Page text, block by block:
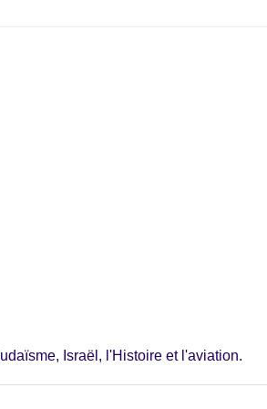
Israël, l'Histoire et l'aviation.